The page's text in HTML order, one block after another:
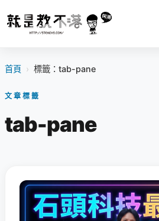
首頁 › 標籤：tab-pane
文章標籤
tab-pane